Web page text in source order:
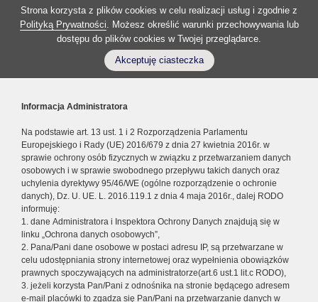
Strona korzysta z plików cookies w celu realizacji usług i zgodnie z
Polityką Prywatności. Możesz określić warunki przechowywania lub
dostępu do plików cookies w Twojej przeglądarce.
Akceptuję ciasteczka
Informacja Administratora
Na podstawie art. 13 ust. 1 i 2 Rozporządzenia Parlamentu
Europejskiego i Rady (UE) 2016/679 z dnia 27 kwietnia 2016r. w
sprawie ochrony osób fizycznych w związku z przetwarzaniem danych
osobowych i w sprawie swobodnego przepływu takich danych oraz
uchylenia dyrektywy 95/46/WE (ogólne rozporządzenie o ochronie
danych), Dz. U. UE. L. 2016.119.1 z dnia 4 maja 2016r., dalej RODO
informuję:
1. dane Administratora i Inspektora Ochrony Danych znajdują się w
linku „Ochrona danych osobowych”,
2. Pana/Pani dane osobowe w postaci adresu IP, są przetwarzane w
celu udostępniania strony internetowej oraz wypełnienia obowiązków
prawnych spoczywających na administratorze(art.6 ust.1 lit.c RODO),
3. jeżeli korzysta Pan/Pani z odnośnika na stronie będącego adresem
e-mail placówki to zgadza się Pan/Pani na przetwarzanie danych w